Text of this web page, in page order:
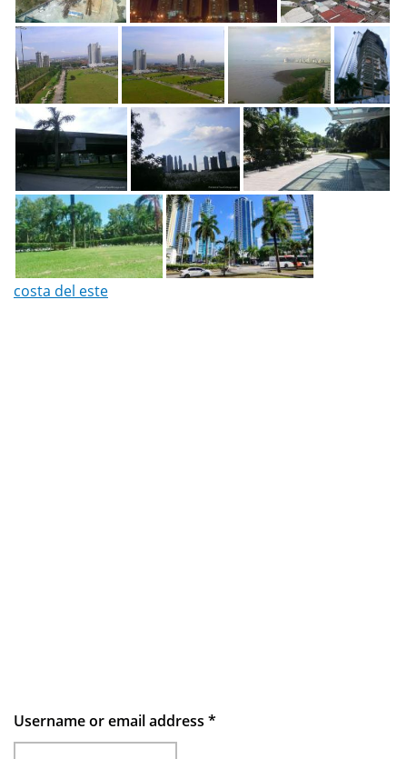
costa del este
Username or email address *